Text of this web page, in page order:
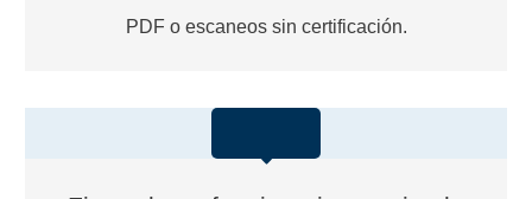
PDF o escaneos sin certificación.